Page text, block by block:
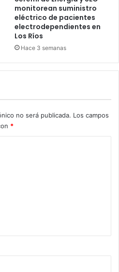
monitorean suministro
eléctrico de pacientes
electrodependientes en
Los Ríos
Hace 3 semanas
no será publicada. Los campos
*